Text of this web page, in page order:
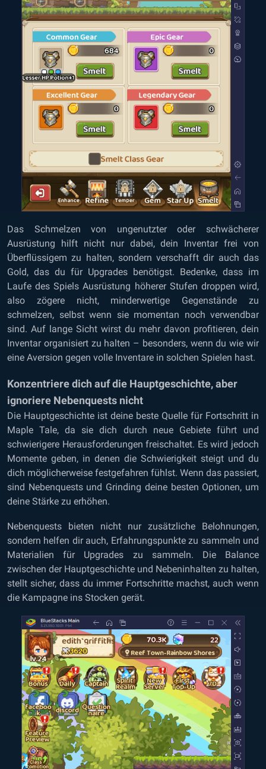
Das Schmelzen von ungenutzter oder schwächerer
Ausrüstung hilft nicht nur dabei, dein Inventar frei von
Überflüssigem zu halten, sondern verschafft dir auch das
Gold, das du für Upgrades benötigst. Bedenke, dass im
Laufe des Spiels Ausrüstung höherer Stufen droppen wird,
also zögere nicht, minderwertige Gegenstände zu
schmelzen, selbst wenn sie momentan noch verwendbar
sind. Auf lange Sicht wirst du mehr davon profitieren, dein
Inventar organisiert zu halten – besonders, wenn du wie wir
eine Aversion gegen volle Inventare in solchen Spielen hast.
Konzentriere dich auf die Hauptgeschichte, aber
ignoriere Nebenquests nicht
Die Hauptgeschichte ist deine beste Quelle für Fortschritt in
Maple Tale, da sie dich durch neue Gebiete führt und
schwierigere Herausforderungen freischaltet. Es wird jedoch
Momente geben, in denen die Schwierigkeit steigt und du
dich möglicherweise festgefahren fühlst. Wenn das passiert,
sind Nebenquests und Grinding deine besten Optionen, um
deine Stärke zu erhöhen.
Nebenquests bieten nicht nur zusätzliche Belohnungen,
sondern helfen dir auch, Erfahrungspunkte zu sammeln und
Materialien für Upgrades zu sammeln. Die Balance
zwischen der Hauptgeschichte und Nebeninhalten zu halten,
stellt sicher, dass du immer Fortschritte machst, auch wenn
die Kampagne ins Stocken gerät.